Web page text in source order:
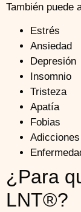
También puede
Estrés
Ansiedad
Depresión
Insomnio
Tristeza
Apatía
Fobias
Adicciones
¿Para
LNT®?